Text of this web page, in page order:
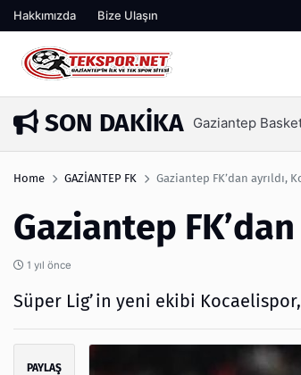
Hakkımızda Bize Ulaşın
SON DAKIKA
8 saat önce İşte Tekspor
Home GAZİANTEP FK Gaziantep FK’dan ayrıldı,
Gaziantep
1 yıl önce
Süper Lig’in yeni ekibi
PAYLAŞ